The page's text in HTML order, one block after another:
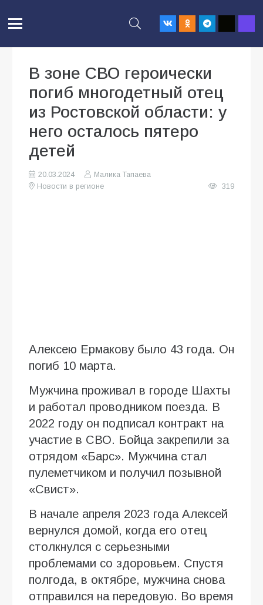
В зоне СВО героически
погиб многодетный отец
из Ростовской области: у
него осталось пятеро
детей
20.03.2024
Малика Тапаева
Новости в регионе
319
Алексею Ермакову было 43 года. Он
погиб 10 марта.
Мужчина проживал в городе Шахты
и работал проводником поезда. В
2022 году он подписал контракт на
участие в СВО. Бойца закрепили за
отрядом «Барс». Мужчина стал
пулеметчиком и получил позывной
«Свист».
В начале апреля 2023 года Алексей
вернулся домой, когда его отец
столкнулся с серьезными
проблемами со здоровьем. Спустя
полгода, в октябре, мужчина снова
отправился на передовую. Во время